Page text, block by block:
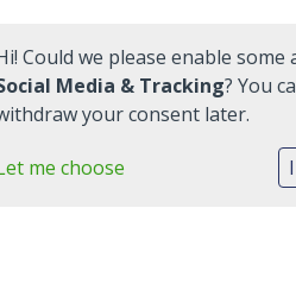
Home
Could we please enable
Media & Tracking? You
your consent later.
me choose